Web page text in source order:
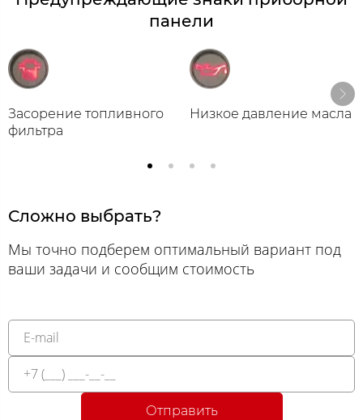
панели
Засорение топливного
фильтра
Низкое давление масла
Сложно выбрать?
Мы точно подберем оптимальный вариант под
ваши задачи и сообщим стоимость
Отправить